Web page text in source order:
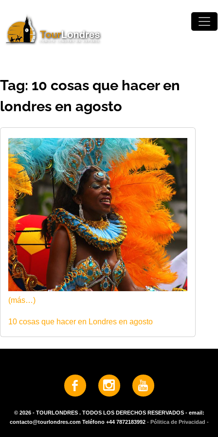
Tag: 10 cosas que hacer en
londres en agosto
(más…)
10 cosas que hacer en Londres en agosto
© 2026 - TOURLONDRES . TODOS LOS DERECHOS RESERVADOS - email:
contacto@tourlondres.com Teléfono +44 7872183992 - Pólitica de Privacidad -